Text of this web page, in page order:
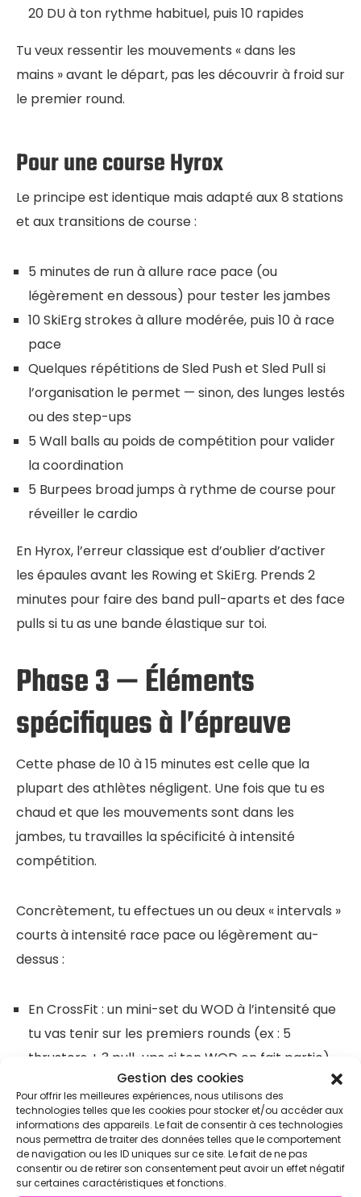
Gestion des cookies
Pour offrir les meilleures expériences, nous utilisons des
technologies telles que les cookies pour stocker et/ou accéder aux
informations des appareils. Le fait de consentir à ces technologies
nous permettra de traiter des données telles que le comportement
de navigation ou les ID uniques sur ce site. Le fait de ne pas
consentir ou de retirer son consentement peut avoir un effet négatif
sur certaines caractéristiques et fonctions.
20 DU à ton rythme habituel, puis 10 rapides
Tu veux ressentir les mouvements « dans les
mains » avant le départ, pas les découvrir à froid sur
le premier round.
Pour une course Hyrox
Le principe est identique mais adapté aux 8 stations
et aux transitions de course :
5 minutes de run à allure race pace (ou
légèrement en dessous) pour tester les jambes
10 SkiErg strokes à allure modérée, puis 10 à race
pace
Quelques répétitions de Sled Push et Sled Pull si
l’organisation le permet — sinon, des lunges lestés
ou des step-ups
5 Wall balls au poids de compétition pour valider
la coordination
5 Burpees broad jumps à rythme de course pour
réveiller le cardio
En Hyrox, l’erreur classique est d’oublier d’activer
les épaules avant les Rowing et SkiErg. Prends 2
minutes pour faire des band pull-aparts et des face
pulls si tu as une bande élastique sur toi.
Phase 3 — Éléments
spécifiques à l’épreuve
Cette phase de 10 à 15 minutes est celle que la
plupart des athlètes négligent. Une fois que tu es
chaud et que les mouvements sont dans les
jambes, tu travailles la spécificité à intensité
compétition.
Concrètement, tu effectues un ou deux « intervals »
courts à intensité race pace ou légèrement au-
dessus :
En CrossFit : un mini-set du WOD à l’intensité que
tu vas tenir sur les premiers rounds (ex : 5
thrusters + 3 pull-ups si ton WOD en fait partie).
Un seul set, pour activer — pas pour fatiguer.
En Hyrox : un effort de 60 secondes à race pace
sur le Ski Erg ou le Rowing, suivi d’une récupération
complète.
L’objectif de ce pic d’intensité est d’amorcer ton